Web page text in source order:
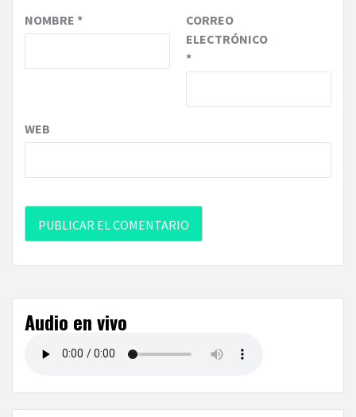
NOMBRE *
CORREO
ELECTRÓNICO
*
WEB
Audio en vivo